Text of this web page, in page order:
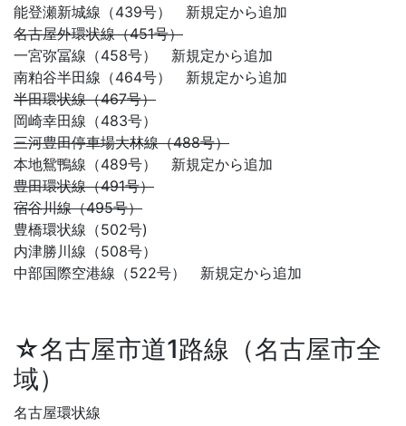
能登瀬新城線（439号） 新規定から追加
名古屋外環状線（451号）
一宮弥冨線（458号） 新規定から追加
南粕谷半田線（464号） 新規定から追加
半田環状線（467号）
岡崎幸田線（483号）
三河豊田停車場大林線（488号）
本地鴛鴨線（489号） 新規定から追加
豊田環状線（491号）
宿谷川線（495号）
豊橋環状線（502号)
内津勝川線（508号）
中部国際空港線（522号） 新規定から追加
☆名古屋市道1路線（名古屋市全
域）
名古屋環状線